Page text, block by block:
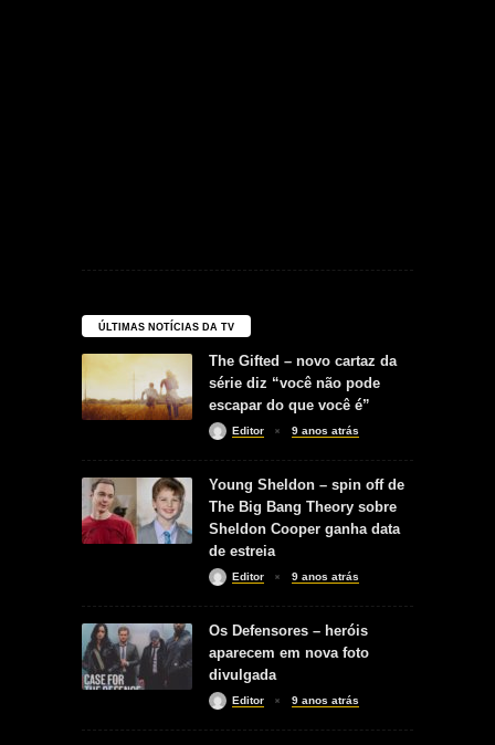
ÚLTIMAS NOTÍCIAS DA TV
The Gifted – novo cartaz da
série diz “você não pode
escapar do que você é”
Editor 9 anos atrás
Young Sheldon – spin off de
The Big Bang Theory sobre
Sheldon Cooper ganha data
de estreia
Editor 9 anos atrás
Os Defensores – heróis
aparecem em nova foto
divulgada
Editor 9 anos atrás